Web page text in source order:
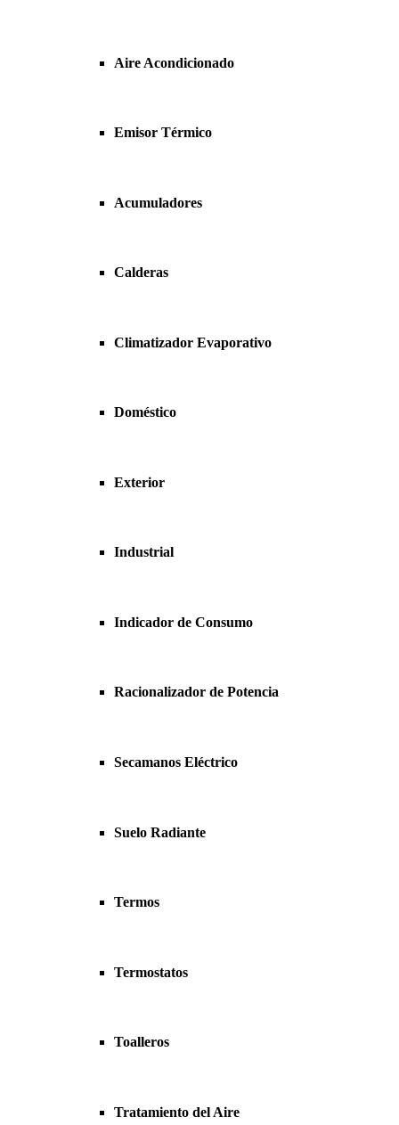
Aire Acondicionado
Emisor Térmico
Acumuladores
Calderas
Climatizador Evaporativo
Doméstico
Exterior
Industrial
Indicador de Consumo
Racionalizador de Potencia
Secamanos Eléctrico
Suelo Radiante
Termos
Termostatos
Toalleros
Tratamiento del Aire